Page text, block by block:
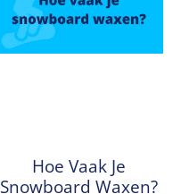
Hoe Vaak Je
Snowboard Waxen?